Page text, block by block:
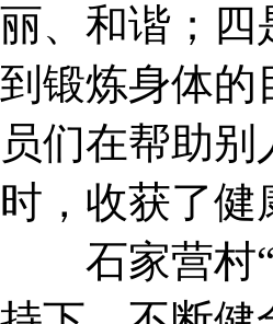
丽、和谐；四
到锻炼身体的
员们在帮助
时，收获了健
石家营村“